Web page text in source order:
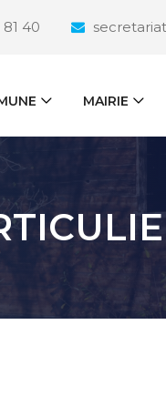
40 secretariat
MAIRIE